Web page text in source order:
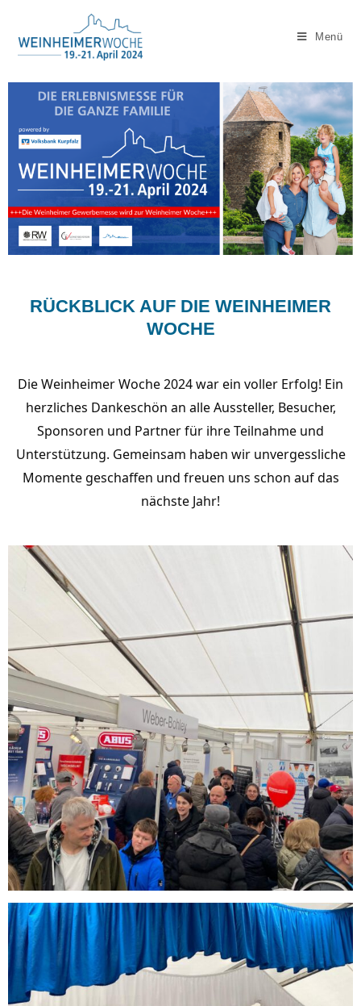
Menü
RÜCKBLICK AUF DIE WEINHEIMER
WOCHE
Die Weinheimer Woche 2024 war ein voller Erfolg! Ein
herzliches Dankeschön an alle Aussteller, Besucher,
Sponsoren und Partner für ihre Teilnahme und
Unterstützung. Gemeinsam haben wir unvergessliche
Momente geschaffen und freuen uns schon auf das
nächste Jahr!